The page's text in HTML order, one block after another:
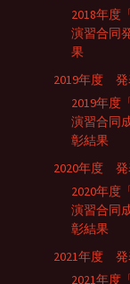
2018年度
演習合同
果
2019年度 発
2019年度
演習合同
彰結果
2020年度 発
2020年度
演習合同
彰結果
2021年度 発
2021年度